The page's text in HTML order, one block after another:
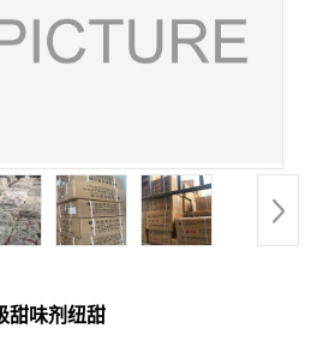
甜味剂纽甜